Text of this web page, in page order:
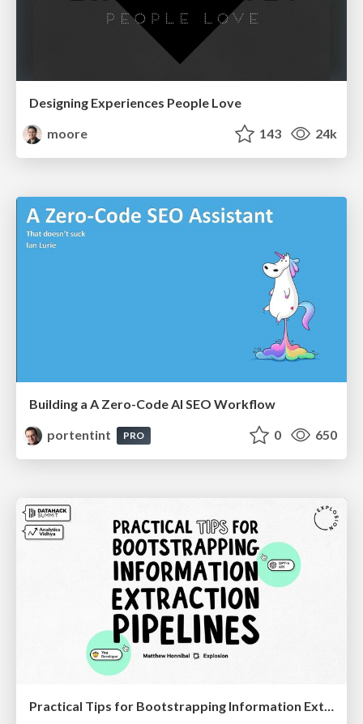
Designing Experiences People Love
moore
143 24k
Building a A Zero-Code AI SEO Workflow
portentint
PRO 0 650